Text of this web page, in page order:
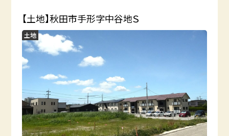
【土地】秋田市手形字中谷地Ｓ
土地